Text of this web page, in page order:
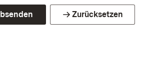
Zurücksetzen